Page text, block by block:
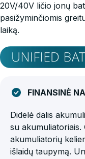
20V/40V ličio jonų
pasižyminčiomis
laiką.
FINANSINĖ
Didelė dalis
su akumuliatoriais.
akumuliatorių
išlaidų taupymą.